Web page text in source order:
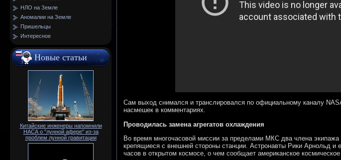
НЛО на Земле
Аномалии на Земле
Пришельцы
Интересное
Новые статьи
Китайские инженеры напомнили
НАСА о "лунной афере" из-за
проблем лунной гравитации
Сам выход снимался и транслировался по официальному каналу
насмешек в комментариях.
Проводилась замена агрегатов охлаждения
Во время многочасовой миссии за пределами МКС два члена
крепящиеся с внешней стороны станции. Астронавты Рики Арнольд
часов в открытом космосе, о чем сообщает американское космическое